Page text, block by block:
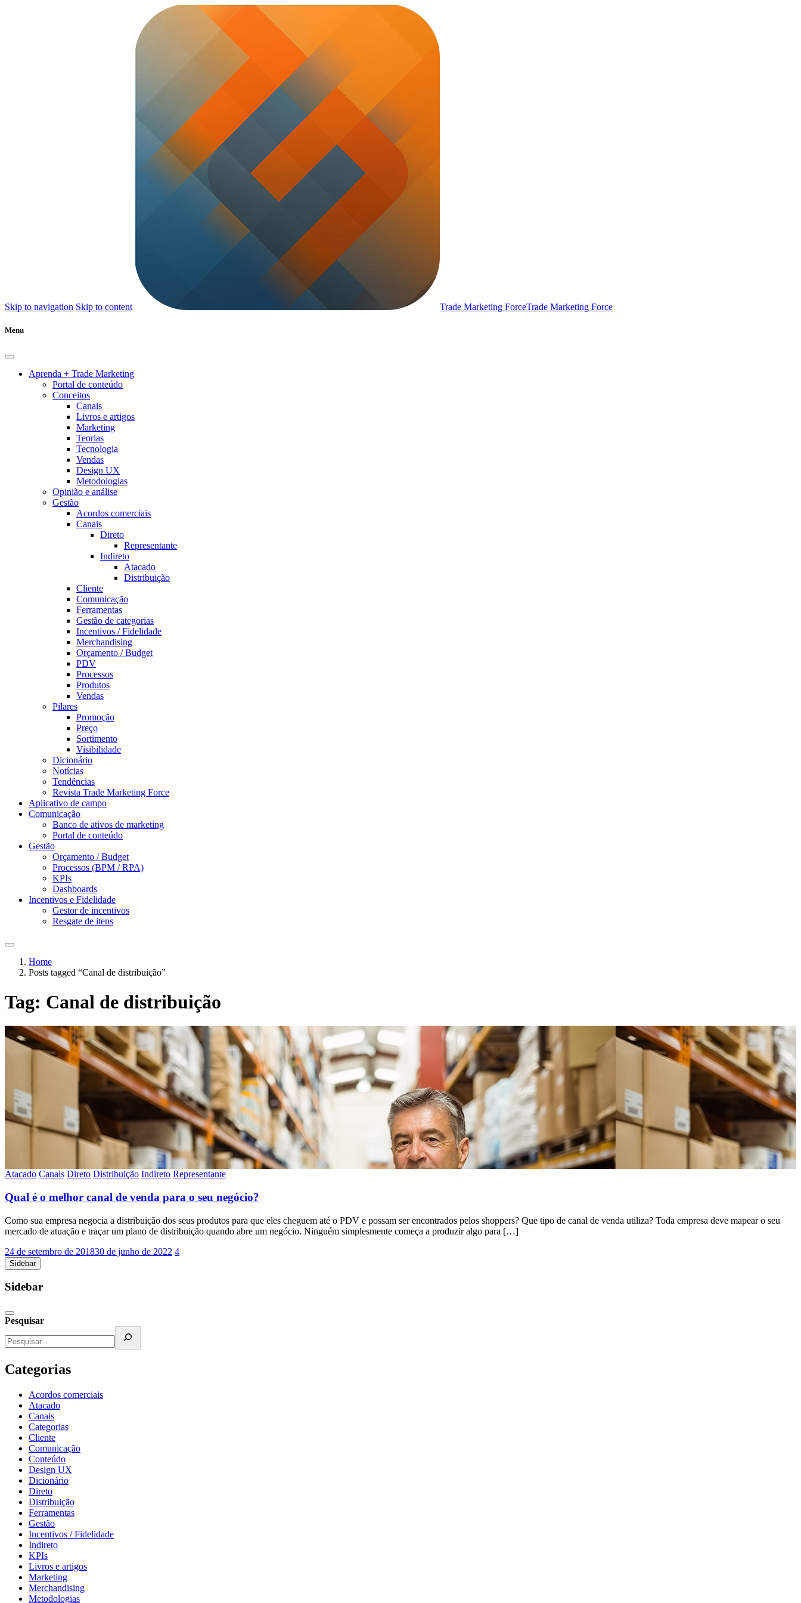
Skip to navigation Skip to content Trade Marketing ForceTrade Marketing Force
Menu
Aprenda + Trade Marketing
Portal de conteúdo
Conceitos
Canais
Livros e artigos
Marketing
Teorias
Tecnologia
Vendas
Design UX
Metodologias
Opinião e análise
Gestão
Acordos comerciais
Canais
Direto
Representante
Indireto
Atacado
Distribuição
Cliente
Comunicação
Ferramentas
Gestão de categorias
Incentivos / Fidelidade
Merchandising
Orçamento / Budget
PDV
Processos
Produtos
Vendas
Pilares
Promoção
Preço
Sortimento
Visibilidade
Dicionário
Notícias
Tendências
Revista Trade Marketing Force
Aplicativo de campo
Comunicação
Banco de ativos de marketing
Portal de conteúdo
Gestão
Orçamento / Budget
Processos (BPM / RPA)
KPIs
Dashboards
Incentivos e Fidelidade
Gestor de incentivos
Resgate de itens
Home
Posts tagged “Canal de distribuição”
Tag: Canal de distribuição
Atacado Canais Direto Distribuição Indireto Representante
Qual é o melhor canal de venda para o seu negócio?
Como sua empresa negocia a distribuição dos seus produtos para que eles cheguem até o PDV e possam ser encontrados pelos shoppers? Que tipo de canal de venda utiliza? Toda empresa deve mapear o seu
mercado de atuação e traçar um plano de distribuição quando abre um negócio. Ninguém simplesmente começa a produzir algo para […]
24 de setembro de 201830 de junho de 2022 4
Sidebar
Sidebar
Pesquisar
Categorias
Acordos comerciais
Atacado
Canais
Categorias
Cliente
Comunicação
Conteúdo
Design UX
Dicionário
Direto
Distribuição
Ferramentas
Gestão
Incentivos / Fidelidade
Indireto
KPIs
Livros e artigos
Marketing
Merchandising
Metodologias